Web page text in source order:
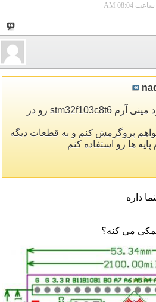
08:04 AM
ممکنه نقشه شماتیک این برد مینی آرم stm32f103c8t6 رو در
پروگرمش کنم و به قطعات دیگه
ها رو استفاده کنم
داره
کمکی می کنه؟